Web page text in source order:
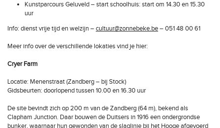
Kunstparcours Geluveld – start schoolhuis: start om 14.30 en 15.30
uur
Info: dienst vrije tijd en welzijn –cultuur@zonnebeke.be– 051 48 00 61
Meer info over de verschillende lokaties vind je hier:
Cryer Farm
Locatie: Menenstraat (Zandberg – bij Stock)
Gidsbeurten: doorlopend tussen 10.00 en 16.30 uur
De site bevindt zich op 200 m van de Zandberg (64 m), bekend als
Clapham Junction. Daar bouwen de Duitsers in 1916 een ondergrondse
bunker, waarnaar hun gewonden van de slaglinie bij het Hooge afgevoerd